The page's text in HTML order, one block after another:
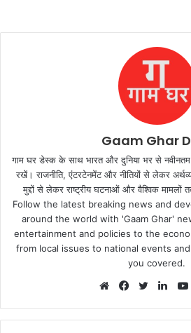
Gaam Ghar
गाम घर डेस्क के साथ भारत और दुनिया भर से
रखें। राजनीति, एंटरटेनमेंट और नीतियों से लेकर
मुद्दों से लेकर राष्ट्रीय घटनाओं और वैश्विक
Follow the latest breaking news and
around the world with 'Gaam Ghar'
entertainment and policies to the
from local issues to national events
you covered.